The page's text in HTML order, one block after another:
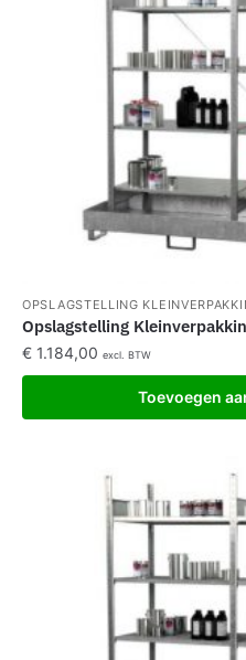
OPSLAGSTELLING
Opslagstelling
€ 1.184,00 excl. BTW
Toevoegen